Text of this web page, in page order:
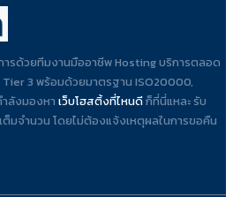
รด้วยทีมงานมืออาชีพ Hosting บริการตลอด
Tier 3 พร้อมด้วยมาตรฐาน ISO20000,
ลังมองหา เว็บโฮสติ้งที่ไหนดีก็ที่นี่แหละ รับ
มจำนวน โดยไม่ต้องแจ้งเหตุผลในการขอคืน